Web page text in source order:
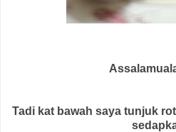
Tadi kat bawah saya tunjuk